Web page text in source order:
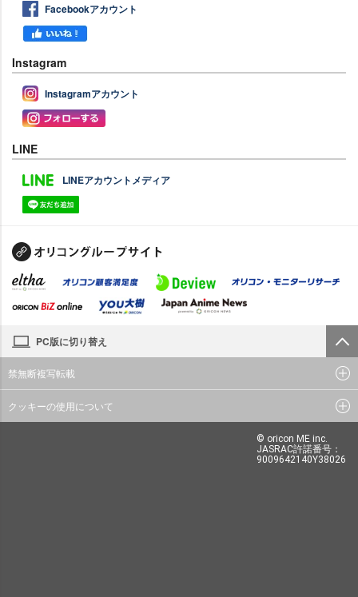
Facebookアカウント
Instagram
Instagramアカウント
LINE
LINEアカウントメディア
PC版に切り替え
禁無断複写転載
クッキーの使用について
© oricon ME inc.
JASRAC許諾番号：
9009642140Y38026